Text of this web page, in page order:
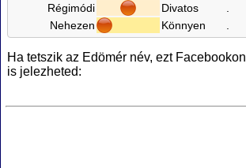
Régimódi
Divatos
Nehezen
Könnyen
Ha tetszik az Edömér név, ezt Facebookon
is jelezheted: